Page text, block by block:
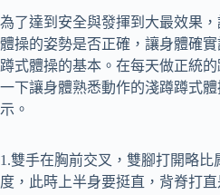
為了達到安全與發揮到大最效果
體操的姿勢是否正確，讓身體確
蹲式體操的基本。在每天做正統
一下讓身體熟悉動作的淺蹲蹲式
示。
1.雙手在胸前交叉，雙腳打開略比
度，此時上半身要挺直，背脊打直